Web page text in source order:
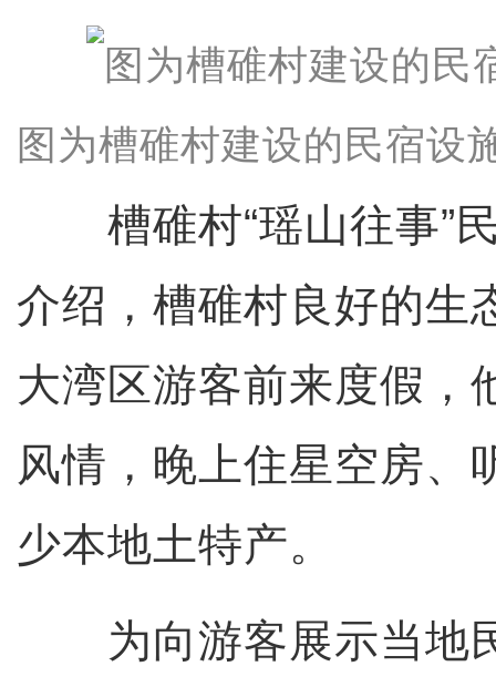
图为槽碓村建设的民宿设
槽碓村“瑶山往事”
介绍，槽碓村良好的生
大湾区游客前来度假，
风情，晚上住星空房、
少本地土特产。
为向游客展示当地